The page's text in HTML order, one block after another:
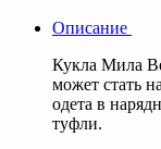
Описание
Кукла Мила
может стать
одета в
туфли.